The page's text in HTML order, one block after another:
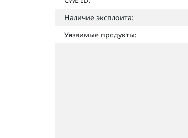
Наличие эксплоита:
Уязвимые продукты: